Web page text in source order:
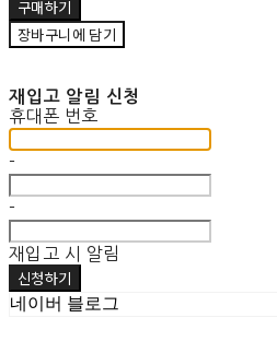
구매하기
장바구니에 담기
재입고 알림 신청
휴대폰 번호
-
-
재입고 시 알림
신청하기
네이버 블로그